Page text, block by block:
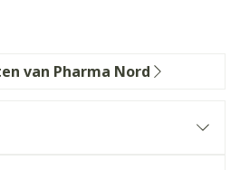
van Pharma Nord